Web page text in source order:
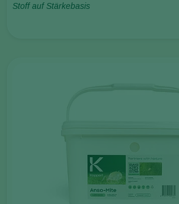
Stoff auf Stärkebasis